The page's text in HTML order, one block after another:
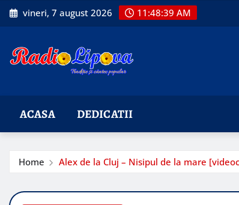
Skip
to
vineri, 7 august 2026 11:48:41 AM
ACASA DEDICATII
Home Alex de la Cluj – Nisipul de la mare